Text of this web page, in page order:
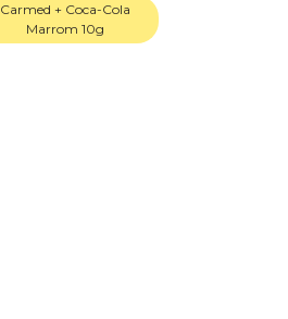
Carmed + Coca-Cola
Marrom 10g